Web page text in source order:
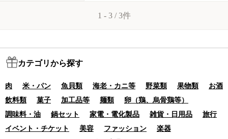
いろは坂 紅葉 絶景
金谷ホテル ふふ日光
おすすめ ギフト 贈
い 記念 栃木県 日光
市 有効期間5年
1 - 3 / 3件
カテゴリから探す
肉 米・パン 魚貝類 海老・カニ等 野菜類 果物類
お酒
飲料類
菓子 加工品等 麺類
卵（鶏、烏骨鶏等）
調味料・油
鍋セット 家電・電化製品 雑貨・日用品
旅行
イベント・チケット
美容 ファッション
楽器